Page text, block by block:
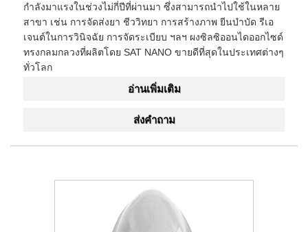
กำลังมาแรงในช่วงไม่กี่ปีที่ผ่านมา ซึ่งสามารถนำไปใช้ในหลาย
สาขา เช่น การจัดส่งยา ชีววิทยา การสร้างภาพ ยีนบำบัด รีเอ
เจนต์ในการวินิจฉัย การจัดระเบียบ ฯลฯ ผงซิลซิออนไดออกไซด์
ทรงกลมกลวงที่ผลิตโดย SAT NANO ขายดีที่สุดในประเทศต่างๆ
ทั่วโลก
อ่านเพิ่มเติม
ส่งคำถาม